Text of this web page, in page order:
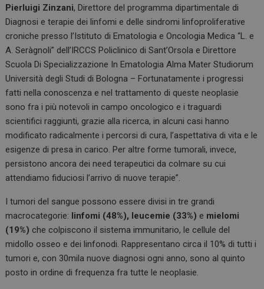
Pierluigi Zinzani, Direttore del programma dipartimentale di
Diagnosi e terapie dei linfomi e delle sindromi linfoproliferative
croniche presso l’Istituto di Ematologia e Oncologia Medica “L. e
A. Seràgnoli” dell’IRCCS Policlinico di Sant’Orsola e Direttore
Scuola Di Specializzazione In Ematologia Alma Mater Studiorum
Università degli Studi di Bologna – Fortunatamente i progressi
fatti nella conoscenza e nel trattamento di queste neoplasie
sono fra i più notevoli in campo oncologico e i traguardi
scientifici raggiunti, grazie alla ricerca, in alcuni casi hanno
modificato radicalmente i percorsi di cura, l’aspettativa di vita e le
esigenze di presa in carico. Per altre forme tumorali, invece,
persistono ancora dei need terapeutici da colmare su cui
attendiamo fiduciosi l’arrivo di nuove terapie”.
I tumori del sangue possono essere divisi in tre grandi
macrocategorie: linfomi (48%), leucemie (33%) e mielomi
(19%) che colpiscono il sistema immunitario, le cellule del
midollo osseo e dei linfonodi. Rappresentano circa il 10% di tutti i
tumori e, con 30mila nuove diagnosi ogni anno, sono al quinto
posto in ordine di frequenza fra tutte le neoplasie.